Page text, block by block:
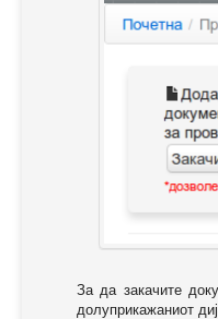
За да закачите
долуприкажаниот